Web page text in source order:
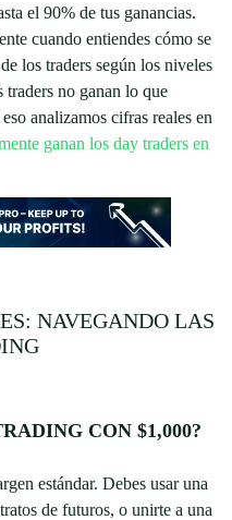
el 90% de tus ganancias.
cuando entiendes cómo se
los traders según los niveles
no ganan lo que
analizamos cifras reales en
ganan los day traders en
NAVEGANDO LAS
CON $1,000?
estándar. Debes usar una
de futuros, o unirte a una